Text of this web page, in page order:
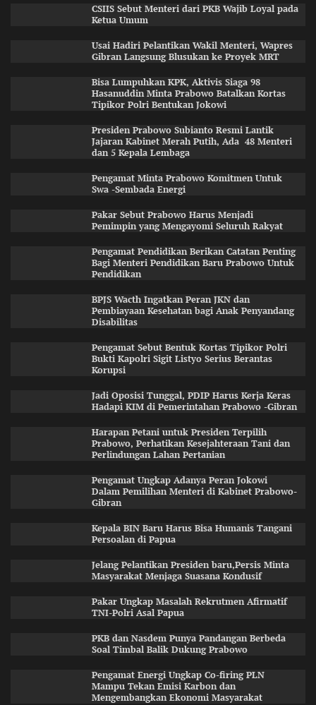
CSIIS Sebut Menteri dari PKB Wajib Loyal pada
Ketua Umum
Usai Hadiri Pelantikan Wakil Menteri, Wapres
Gibran Langsung Blusukan ke Proyek MRT
Bisa Lumpuhkan KPK, Aktivis Siaga 98
Hasanuddin Minta Prabowo Batalkan Kortas
Tipikor Polri Bentukan Jokowi
Presiden Prabowo Subianto Resmi Lantik
Jajaran Kabinet Merah Putih, Ada 48 Menteri
dan 5 Kepala Lembaga
Pengamat Minta Prabowo Komitmen Untuk
Swa -Sembada Energi
Pakar Sebut Prabowo Harus Menjadi
Pemimpin yang Mengayomi Seluruh Rakyat
Pengamat Pendidikan Berikan Catatan Penting
Bagi Menteri Pendidikan Baru Prabowo Untuk
Pendidikan
BPJS Wacth Ingatkan Peran JKN dan
Pembiayaan Kesehatan bagi Anak Penyandang
Disabilitas
Pengamat Sebut Bentuk Kortas Tipikor Polri
Bukti Kapolri Sigit Listyo Serius Berantas
Korupsi
Jadi Oposisi Tunggal, PDIP Harus Kerja Keras
Hadapi KIM di Pemerintahan Prabowo -Gibran
Harapan Petani untuk Presiden Terpilih
Prabowo, Perhatikan Kesejahteraan Tani dan
Perlindungan Lahan Pertanian
Pengamat Ungkap Adanya Peran Jokowi
Dalam Pemilihan Menteri di Kabinet Prabowo-
Gibran
Kepala BIN Baru Harus Bisa Humanis Tangani
Persoalan di Papua
Jelang Pelantikan Presiden baru,Persis Minta
Masyarakat Menjaga Suasana Kondusif
Pakar Ungkap Masalah Rekrutmen Afirmatif
TNI-Polri Asal Papua
PKB dan Nasdem Punya Pandangan Berbeda
Soal Timbal Balik Dukung Prabowo
Pengamat Energi Ungkap Co-firing PLN
Mampu Tekan Emisi Karbon dan
Mengembangkan Ekonomi Masyarakat